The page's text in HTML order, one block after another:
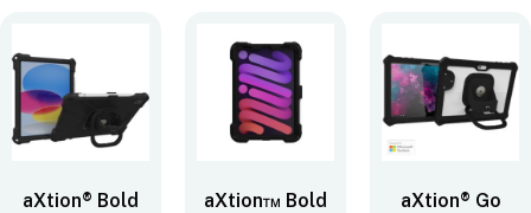
aXtion® Bold
aXtion™ Bold
aXtion® Go